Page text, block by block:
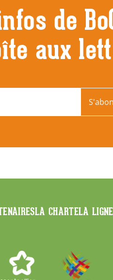
de
aux
LA CHARTELA